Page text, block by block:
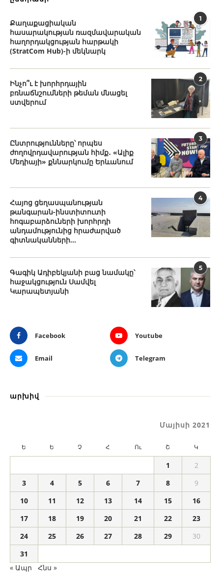
1
Քաղաքացիական
հասարակության ռազմավարական
հաղորդակցության հարթակի
(StratCom Hub)-ի մեկնարկ
2
Ինչո՞ւ է խորհրդային
բռնաճնշումների թեման մնացել
ստվերում
3
Ընտրությունները՝ որպես
ժողովրդավարության հիմք․ «Ալիք
Մեդիայի» քննարկումը Երևանում
4
Հայոց ցեղասպանության
թանգարան-ինստիտուտի
հոգաբարձուների խորհրդի
անդամությունից հրաժարված
գիտնականների...
5
Գագիկ Ադիբեկյանի բաց նամակը՝
հաջակցություն Սամվել
Կարապետյանի
Facebook Youtube
Email Telegram
արխիվ
Մայիսի 2021
Ե Ե Չ Հ Ու Շ Կ
1
2
3
4 5 6 7 8
9
10
11 12 13 14 15
16
17
18 19 20 21 22
23
24
25 26 27 28 29
30
31
« Ապր
Հնս »